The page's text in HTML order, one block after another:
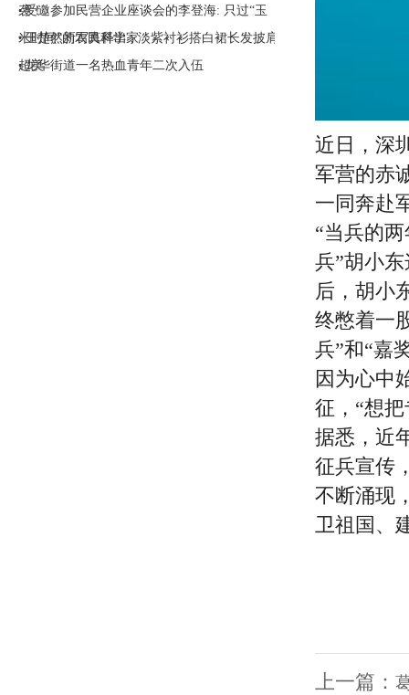
袭！
•受邀参加民营企业座谈会的李登海: 只过“玉
米时间”的农民科学家
•王楚然新写真释出 , 淡紫衬衫搭白裙长发披肩
超美
•龙华街道一名热血青年二次入伍
近日，深
军营的赤
一同奔赴
“当兵的
兵”胡小
后，胡小
终憋着一
兵”和“嘉
因为心中
征，“想
据悉，近
征兵宣传
不断涌现
卫祖国、
上一篇：